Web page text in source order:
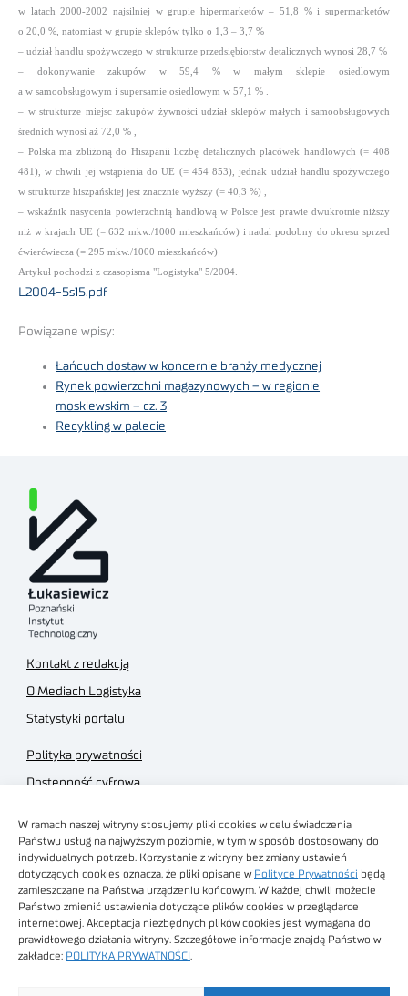
W ramach naszej witryny stosujemy pliki cookies w celu świadczenia
Państwu usług na najwyższym poziomie, w tym w sposób dostosowany do
indywidualnych potrzeb. Korzystanie z witryny bez zmiany ustawień
dotyczących cookies oznacza, że pliki opisane w Polityce Prywatności będą
zamieszczane na Państwa urządzeniu końcowym. W każdej chwili możecie
Państwo zmienić ustawienia dotyczące plików cookies w przeglądarce
internetowej. Akceptacja niezbędnych plików cookies jest wymagana do
prawidłowego działania witryny. Szczegółowe informacje znajdą Państwo w
zakładce: POLITYKA PRYWATNOŚCI
w latach 2000-2002 najsilniej w grupie hipermarketów – 51,8 % i supermarketów
o 20,0 %, natomiast w grupie sklepów tylko o 1,3 – 3,7 %
– udział handlu spożywczego w strukturze przedsiębiorstw detalicznych wynosi 28,7 %
– dokonywanie zakupów w 59,4 % w małym sklepie osiedlowym
a w samoobsługowym i supersamie osiedlowym w 57,1 % .
– w strukturze miejsc zakupów żywności udział sklepów małych i samoobsługowych
średnich wynosi aż 72,0 % ,
– Polska ma zbliżoną do Hiszpanii liczbę detalicznych placówek handlowych (= 408
481), w chwili jej wstąpienia do UE (= 454 853), jednak udział handlu spożywczego
w strukturze hiszpańskiej jest znacznie wyższy (= 40,3 %) ,
– wskaźnik nasycenia powierzchnią handlową w Polsce jest prawie dwukrotnie niższy
niż w krajach UE (= 632 mkw./1000 mieszkańców) i nadal podobny do okresu sprzed
ćwierćwiecza (= 295 mkw./1000 mieszkańców)
Artykuł pochodzi z czasopisma "Logistyka" 5/2004.
L2004-5s15.pdf
Powiązane wpisy:
Łańcuch dostaw w koncernie branży medycznej
Rynek powierzchni magazynowych – w regionie
moskiewskim – cz. 3
Recykling w palecie
Kontakt z redakcją
O Mediach Logistyka
Statystyki portalu
Polityka prywatności
Dostępność cyfrowa
Regulamin sklepu
Obrazy stockowe
autorstwa